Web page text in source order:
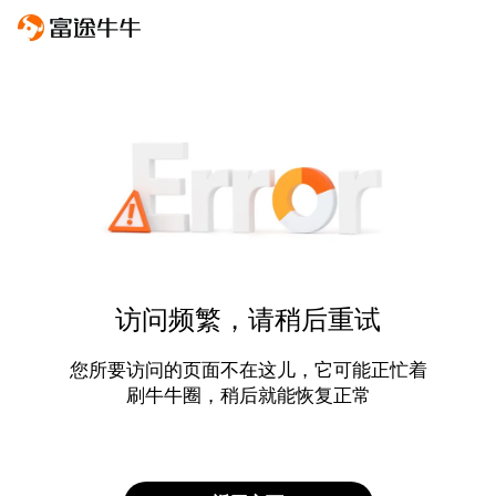
访问频繁，请稍后重试
您所要访问的页面不在这儿，它可能正忙着
刷牛牛圈，稍后就能恢复正常